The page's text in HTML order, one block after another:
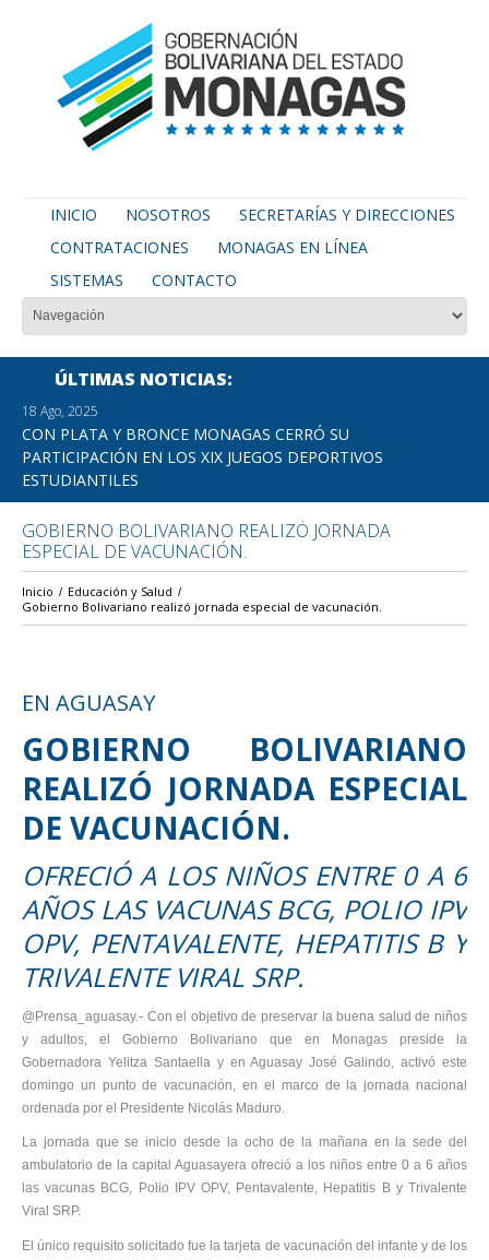
INICIO NOSOTROS
SECRETARÍAS Y DIRECCIONES
CONTRATACIONES
MONAGAS EN LÍNEA
SISTEMAS
CONTACTO
ÚLTIMAS NOTICIAS
18 Ago, 2025
CON PLATA Y BRONCE MONAGAS CERRÓ SU
PARTICIPACIÓN EN LOS XIX JUEGOS DEPORTIVOS
ESTUDIANTILES
GOBIERNO BOLIVARIANO REALIZÓ JORNADA
ESPECIAL DE VACUNACIÓN.
Inicio
Educación y Salud
Gobierno Bolivariano realizó jornada especial de vacunación.
EN AGUASAY
GOBIERNO BOLIVARIANO
REALIZÓ JORNADA ESPECIAL
DE VACUNACIÓN.
OFRECIÓ A LOS NIÑOS ENTRE 0 A 6
AÑOS LAS VACUNAS BCG, POLIO IPV
OPV, PENTAVALENTE, HEPATITIS B Y
TRIVALENTE VIRAL SRP.
@Prensa_aguasay.- Con el objetivo de preservar la buena salud de niños
y adultos, el Gobierno Bolivariano que en Monagas preside la
Gobernadora Yelitza Santaella y en Aguasay José Galindo, activó este
domingo un punto de vacunación, en el marco de la jornada nacional
ordenada por el Presidente Nicolás Maduro.
La jornada que se inicio desde la ocho de la mañana en la sede del
ambulatorio de la capital Aguasayera ofreció a los niños entre 0 a 6 años
las vacunas BCG, Polio IPV OPV, Pentavalente, Hepatitis B y Trivalente
Viral SRP.
El único requisito solicitado fue la tarjeta de vacunación del infante y de los